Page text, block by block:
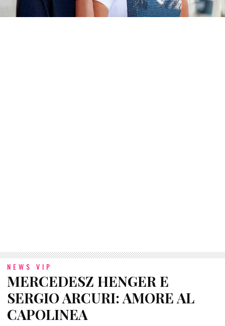
NEWS VIP
MERCEDESZ HENGER E
SERGIO ARCURI: AMORE AL
CAPOLINEA